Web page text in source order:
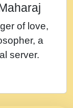
!!!! मह दद
of love,
a
server.